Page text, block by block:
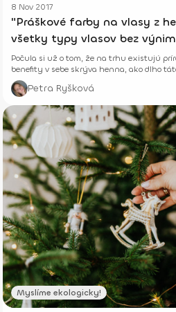
8 Nov 2017
"Práškové farby na vlasy z
všetky typy vlasov bez
benefity skrývajú?
Počula si už o tom, že na trhu existujú
benefity v sebe skrýva henna, ako dlho
Petra Ryšková
Myslíme ekologicky!